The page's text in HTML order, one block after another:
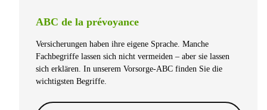
ABC de la prévoyance
Versicherungen haben ihre eigene Sprache. Manche
Fachbegriffe lassen sich nicht vermeiden – aber sie lassen
sich erklären. In unserem Vorsorge-ABC finden Sie die
wichtigsten Begriffe.